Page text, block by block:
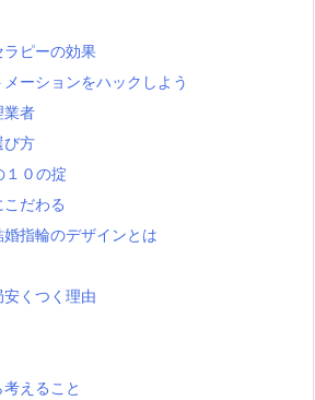
ピーの効果
ーションをハックしよう
業者
び方
１０の掟
だわる
指輪のデザインとは
くつく理由
えること